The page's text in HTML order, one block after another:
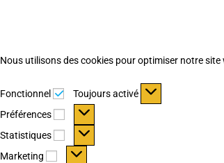
Nous utilisons des cookies pour optimiser notre
Fonctionnel Fonctionnel
Toujours activé
Préférences
Préférences
Statistiques Statistiques
Marketing Marketing